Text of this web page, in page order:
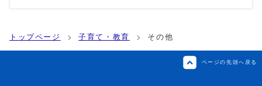
トップページ 子育て・教育 その他
ページの先頭へ戻る